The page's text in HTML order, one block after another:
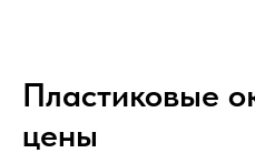
Пластиковые
цены